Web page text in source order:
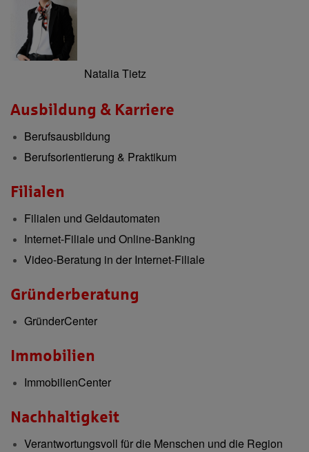
Natalia Tietz
Ausbildung & Karriere
Berufsausbildung
Berufsorientierung & Praktikum
Filialen
Filialen und Geldautomaten
Internet-Filiale und Online-Banking
Video-Beratung in der Internet-Filiale
Gründerberatung
GründerCenter
Immobilien
ImmobilienCenter
Nachhaltigkeit
Verantwortungsvoll für die Menschen und die Region